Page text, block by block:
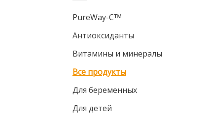
PureWay-Cᵀᴹ
Антиоксиданты
Витамины и минералы
Все продукты
Для беременных
Для детей